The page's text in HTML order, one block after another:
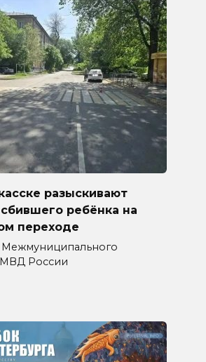
разыскивают
ребёнка на
переходе
России